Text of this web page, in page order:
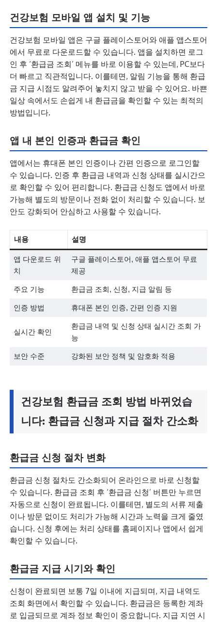
건강보험 모바일 앱 설치 및 기능
건강보험 모바일 앱은 구글 플레이스토어와 애플 앱스토어
에서 무료로 다운로드할 수 있습니다. 앱을 설치하면 로그
인 후 ‘환급금 조회’ 메뉴를 바로 이용할 수 있는데, PC보다
더 빠르고 직관적입니다. 이를테면, 알림 기능을 통해 환급
금 지급 시점도 알려주어 놓치지 않고 받을 수 있어요. 바쁜
일상 속에서도 손쉽게 내 환급금을 확인할 수 있는 최적의
방법입니다.
앱 내 본인 인증과 환급금 확인
앱에서는 휴대폰 본인 인증이나 간편 인증으로 로그인할
수 있습니다. 인증 후 환급금 내역과 신청 상태를 실시간으
로 확인할 수 있어 편리합니다. 환급금 신청도 앱에서 바로
가능해 별도의 방문이나 전화 없이 처리할 수 있습니다. 보
안도 강화되어 안심하고 사용할 수 있습니다.
내용 설명
앱 다운로드 위
치
구글 플레이스토어, 애플 앱스토어 무료
제공
주요 기능 환급금 조회, 신청, 지급 알림 등
인증 방법 휴대폰 본인 인증, 간편 인증 지원
실시간 확인
환급금 내역 및 신청 상태 실시간 조회 가
능
보안 수준 강화된 보안 정책 및 암호화 적용
건강보험 환급금 조회 방법 바뀌었습
니다: 환급금 신청과 지급 절차 간소화
환급금 신청 절차 변화
환급금 신청 절차도 간소화되어 온라인으로 바로 신청할
수 있습니다. 환급금 조회 후 ‘환급금 신청’ 버튼만 누르면
자동으로 신청이 완료됩니다. 이를테면, 별도의 서류 제출
이나 방문 없이도 처리가 가능해 시간과 노력을 크게 줄였
습니다. 신청 후에는 처리 상태를 홈페이지나 앱에서 쉽게
확인할 수 있습니다.
환급금 지급 시기와 확인
신청이 완료되면 보통 7일 이내에 지급되며, 지급 내역도
조회 화면에서 확인할 수 있습니다. 환급금은 등록한 계좌
로 입금되므로 계좌 정보 확인이 중요합니다. 지급 지연 시